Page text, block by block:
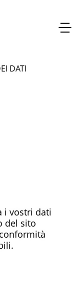
DATI
i vostri dati
del sito